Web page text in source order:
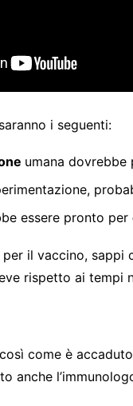
i seguenti:
umana dovrebbe
essere pronto per
per il vaccino, sappi
rispetto ai tempi
come è
anche